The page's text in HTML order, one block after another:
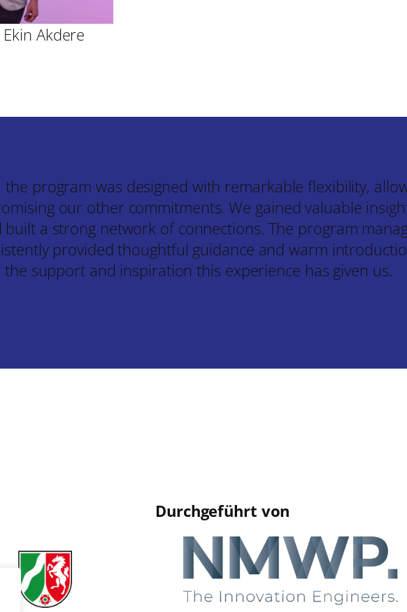
Akdere
the program was designed with remarkable flexibility,
our other commitments. We gained valuable
a strong network of connections. The program
provided thoughtful guidance and warm
the support and inspiration this experience has given us.
Durchgeführt von